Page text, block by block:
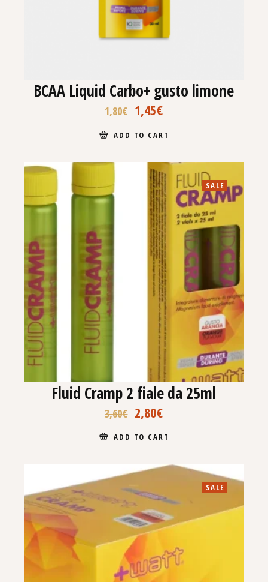
BCAA Liquid Carbo+ gusto limone
1,80€ 1,45€
ADD TO CART
SALE
Fluid Cramp 2 fiale da 25ml
3,60€ 2,80€
ADD TO CART
SALE